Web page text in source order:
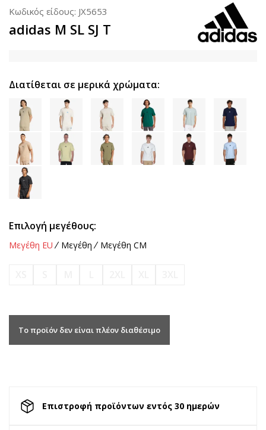
Κωδικός είδους: JX5653
adidas M SL SJ T
Διατίθεται σε μερικά χρώματα:
Επιλογή μεγέθους:
Μεγέθη EU Μεγέθη Μεγέθη CM
Το προϊόν δεν είναι πλέον διαθέσιμο
Επιστροφή προϊόντων εντός 30 ημερών